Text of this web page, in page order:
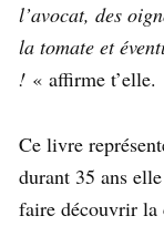
l’avocat, des
la tomate et
! « affirme t’elle.
Ce livre
durant 35 ans
faire découvrir la